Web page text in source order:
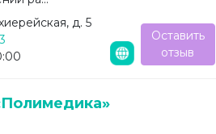
д. 5
Оставить
отзыв